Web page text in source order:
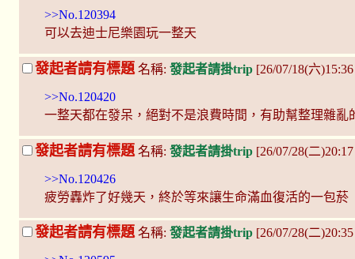
>>No.120394
可以去迪士尼樂園玩一整天
發起者請有標題 名稱: 發起者請掛trip [26/07/18(六
>>No.120420
一整天都在發呆，絕對不是浪費時間，有助幫整理雜亂
發起者請有標題 名稱: 發起者請掛trip [26/07/28(二
>>No.120426
疲勞轟炸了好幾天，終於等來讓生命滿血復活的一包菸
發起者請有標題名稱: 發起者請掛trip [26/07/28(二